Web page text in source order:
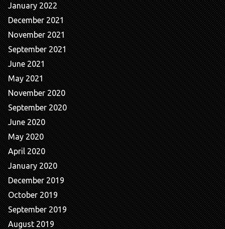
January 2022
December 2021
November 2021
September 2021
June 2021
May 2021
November 2020
September 2020
June 2020
May 2020
April 2020
January 2020
December 2019
October 2019
September 2019
August 2019